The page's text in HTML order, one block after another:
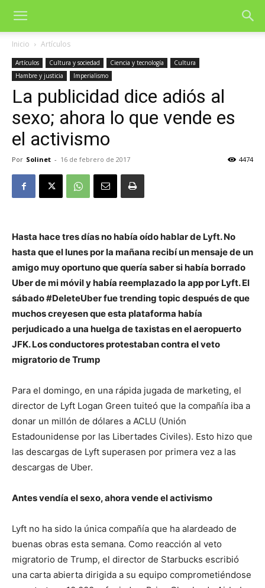
Inicio Artículos
Artículos Cultura y sociedad Ciencia y tecnología
Cultura
Hambre y justicia
Imperialismo
La publicidad dice adiós al
sexo; ahora lo que vende es
el activismo
Por Solinet - 16 de febrero de 2017 4474
Hasta hace tres días no había oído hablar de Lyft. No
hasta que el lunes por la mañana recibí un mensaje de un
amigo muy oportuno que quería saber si había borrado
Uber de mi móvil y había reemplazado la app por Lyft. El
sábado #DeleteUber fue trending topic después de que
muchos creyesen que esta plataforma había
perjudicado a una huelga de taxistas en el aeropuerto
JFK. Los conductores protestaban contra el veto
migratorio de Trump
Para el domingo, en una rápida jugada de marketing, el
director de Lyft Logan Green tuiteó que la compañía iba a
donar un millón de dólares a ACLU (Unión
Estadounidense por las Libertades Civiles). Esto hizo que
las descargas de Lyft superasen por primera vez a las
descargas de Uber.
Antes vendía el sexo, ahora vende el activismo
Lyft no ha sido la única compañía que ha alardeado de
buenas obras esta semana. Como reacción al veto
migratorio de Trump, el director de Starbucks escribió
una carta abierta dirigida a su equipo comprometiéndose